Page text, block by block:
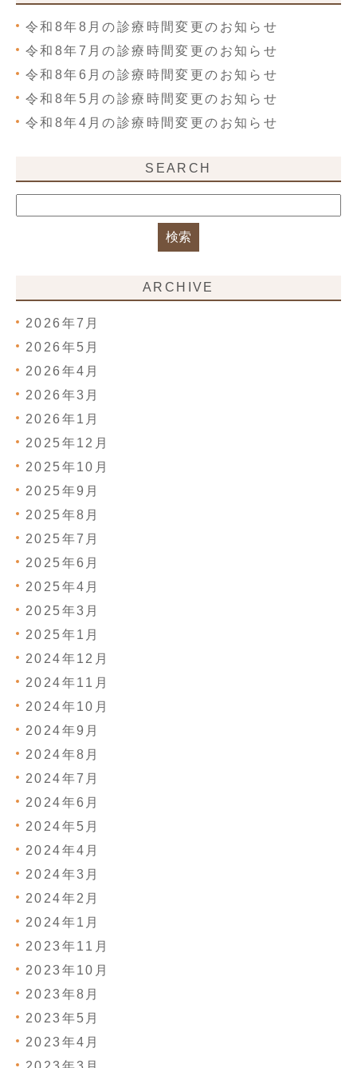
令和8年8月の診療時間変更のお知らせ
令和8年7月の診療時間変更のお知らせ
令和8年6月の診療時間変更のお知らせ
令和8年5月の診療時間変更のお知らせ
令和8年4月の診療時間変更のお知らせ
SEARCH
ARCHIVE
2026年7月
2026年5月
2026年4月
2026年3月
2026年1月
2025年12月
2025年10月
2025年9月
2025年8月
2025年7月
2025年6月
2025年4月
2025年3月
2025年1月
2024年12月
2024年11月
2024年10月
2024年9月
2024年8月
2024年7月
2024年6月
2024年5月
2024年4月
2024年3月
2024年2月
2024年1月
2023年11月
2023年10月
2023年8月
2023年5月
2023年4月